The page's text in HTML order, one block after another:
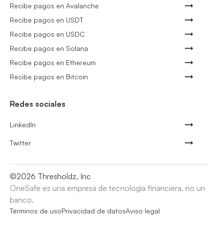
Recibe pagos en Avalanche
Recibe pagos en USDT
Recibe pagos en USDC
Recibe pagos en Solana
Recibe pagos en Ethereum
Recibe pagos en Bitcoin
Redes sociales
LinkedIn
Twitter
©2026 Thresholdz, Inc
OneSafe es una empresa de tecnología financiera, no un
banco.
Términos de usoPrivacidad de datosAviso legal